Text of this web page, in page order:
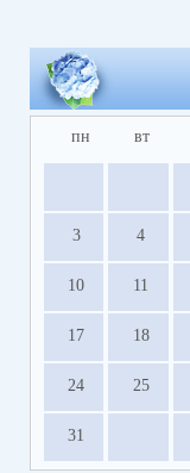
пн вт
3 4
10 11
17 18
24 25
31